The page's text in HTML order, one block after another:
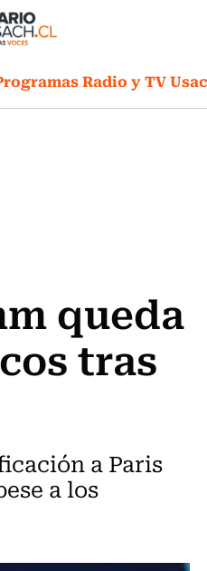
Radio y TV
queda
tras
a Paris
a los